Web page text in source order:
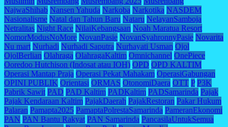
NajwaShihab Nansen Yahuda Narkoba Narkotika NASDEM
Nasionalisme Natal dan Tahun Baru Nataru NelayanSamboja
Netralitas Night Race NilaiKebangsaan Noah Maratua Resort
NomorModusNoMore NovanPasie NovanSyahronnyPasie Novarita
Nu mart Nurhadi Nurhadi Saputra Nurhayati Usman Ojol
OjolBerlian Olahraga OlahragaKaltim Omnichannel OnePiece
Ooredoo Hutchison (Indosat atau IOH) OPD OPD KALTIM
Operasi Mantap Praja Operasi Pekat Mahakam OperasiGabungan
OPINI PUBLIK Orientasi ORMAS OtonomiDaera OTT P P3K
Pabrik Sawit PAD PAD Kaltim PADKaltim PADSamarinda Pajak
Pajak Kendaraan Kaltim PajakDaerah PajakRestoran Pakar Hukum
Palaran Pamapta2025 PamaptaPolrestaSamarinda PameranEkonomi
PAN PAN Bantu Rakyat PAN Samarinda PancasilaUntukSemua